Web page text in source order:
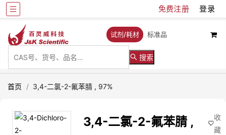
免费注册 登录
试剂/耗材 标准品
搜索
首页 / 3,4-二氯-2-氟苯腈 , 97%
3,4-二氯-2-氟苯腈 ,
收
藏